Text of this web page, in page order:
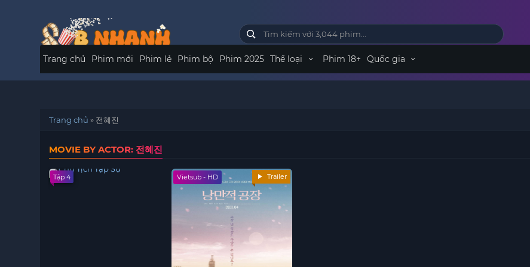
Trang chủ Phim mới Phim lẻ Phim bộ Phim 2025 Thể loại Phim 18+ Quốc gia
Trang chủ » 전혜진
MOVIE BY ACTOR: 전혜진
Tập 4 Vietsub - HD Trailer